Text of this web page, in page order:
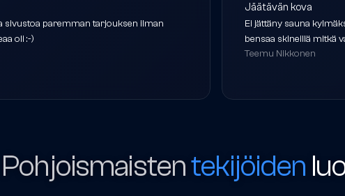
sivustoa paremman tarjouksen ilman
oli :-)
Jäätävän kova
Ei jättäny sauna
bensaa skineillä mitkä
Teemu Nikkonen
Pohjoismaistentekijöiden